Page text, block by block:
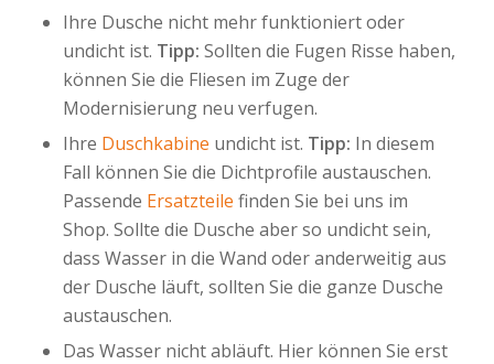
Ihre Dusche nicht mehr funktioniert oder
undicht ist. Tipp: Sollten die Fugen Risse haben,
können Sie die Fliesen im Zuge der
Modernisierung neu verfugen.
Ihre Duschkabine undicht ist. Tipp: In diesem
Fall können Sie die Dichtprofile austauschen.
Passende Ersatzteile finden Sie bei uns im
Shop. Sollte die Dusche aber so undicht sein,
dass Wasser in die Wand oder anderweitig aus
der Dusche läuft, sollten Sie die ganze Dusche
austauschen.
Das Wasser nicht abläuft. Hier können Sie erst